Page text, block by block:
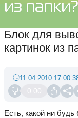
из папки?
Блок для
картинок из
0.00
11.04.2010
Есть, какой ни